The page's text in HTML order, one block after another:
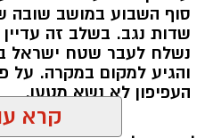
סוף השבוע במושב שובה
שדות נגב. בשלב זה
נשלח לעבר שטח ישראל
והגיע למקום במקרה. על
העפיפון לא נשא מטען.
קרא